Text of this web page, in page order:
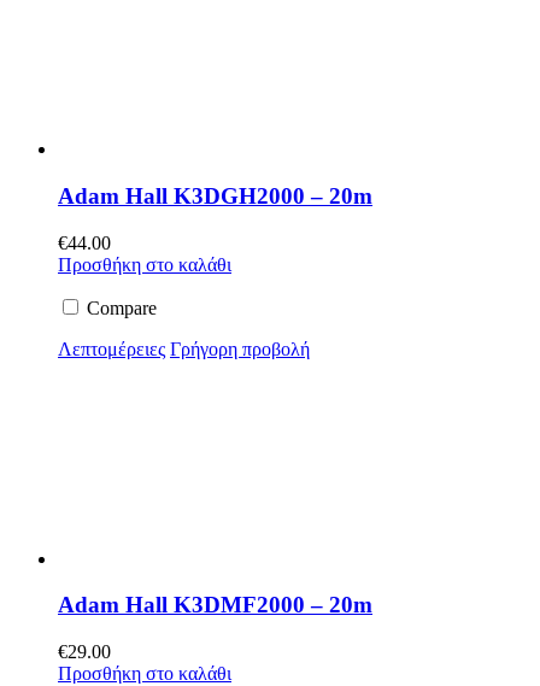
Adam Hall K3DGH2000 – 20m
€44.00
Προσθήκη στο καλάθι
Compare
Λεπτομέρειες Γρήγορη προβολή
Adam Hall K3DMF2000 – 20m
€29.00
Προσθήκη στο καλάθι